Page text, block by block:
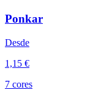
Ponkar
Desde
1,15 €
7 cores